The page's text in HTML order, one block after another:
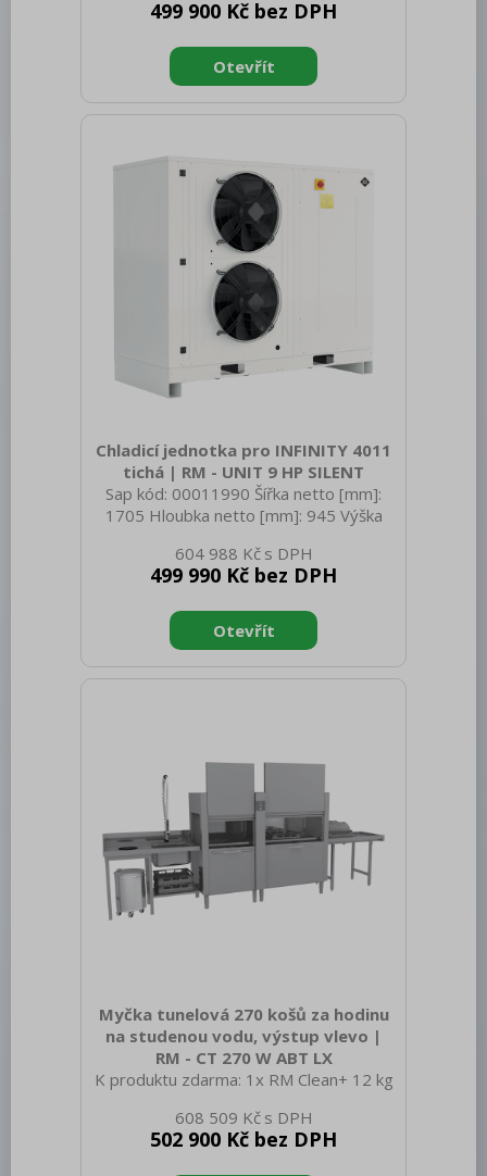
Distribuce jídel, gastronádoby
Barové zařízení, kávovary
REDFOX
netto [mm]: 1850 Hmotnost netto [kg]:
brutto [mm]: 1050 Výška brutto [mm]:
2100 Hmotnost brutto [kg]: 300.00 Typ
spotřebiče: Plynové zařízení Příkon
Druh připojení plynu: Zemní plyn, propan
butan Materiál: AISI 304 Vnější barva
zařízení: Nerezové Šířka vnitřní části
zařízení [mm
499 900 Kč bez DPH
Chladicí jednotka pro INFINITY 4011
tichá | RM - UNIT 9 HP SILENT
Sap kód: 00011990 Šířka netto [mm]:
1705 Hloubka netto [mm]: 945 Výška
250.00 Šířka brutto [mm]: 1900 Hloubka
brutto [mm]: 1080 Výška brutto [mm]:
spotřebiče: Elektrické zařízení Příkon
elektrický [kW]: 5.420 Napájení: 400 V /
3N - 50 Hz Chladivo: R452a Průřez
604 988 Kč
499 990 Kč bez DPH
Myčka tunelová 270 košů za hodinu
na studenou vodu, výstup vlevo |
RM - CT 270 W ABT LX
K produktu zdarma: 1x RM Clean+ 12 kg
(00012273) Sap kód: 00013729 Šířka
netto [mm]: 1968 Hloubka netto [mm]:
608 509 Kč
502 900 Kč bez DPH